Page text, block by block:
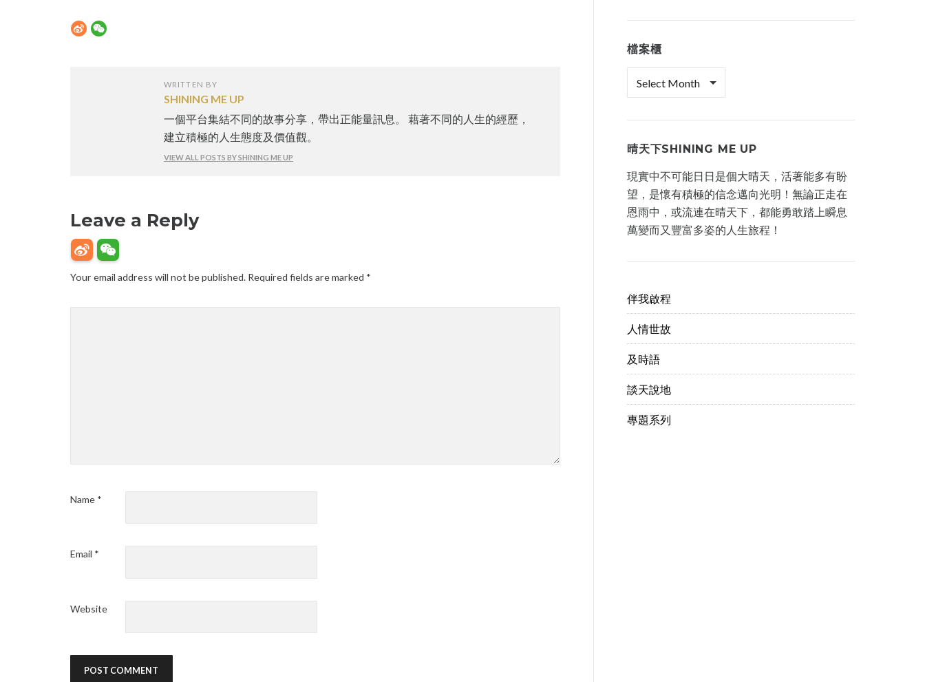
WRITTEN BY
SHINING ME UP
一個平台集結不同的故事分享，帶出正能量訊息。 藉著不同的人生的經歷，
建立積極的人生態度及價值觀。
VIEW ALL POSTS BY SHINING ME UP
Leave a Reply
Your email address will not be published. Required fields are marked *
Name *
Email *
Website
檔案櫃
晴天下SHINING ME UP
現實中不可能日日是個大晴天，活著能多有盼
望，是懷有積極的信念邁向光明！無論正走在
恩雨中，或流連在晴天下，都能勇敢踏上瞬息
萬變而又豐富多姿的人生旅程！
伴我啟程
人情世故
及時語
談天說地
專題系列